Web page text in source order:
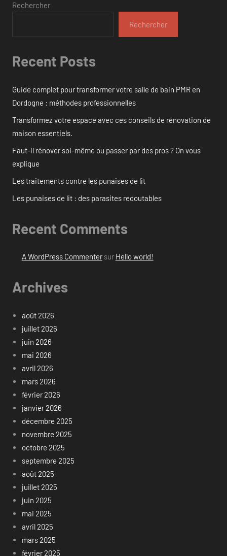
Rechercher
Rechercher
Recent Posts
Guide complet pour transformer votre salle de bain PMR en
Dordogne : méthodes professionnelles
Transformez votre espace avec ces conseils de rénovation de
maison essentiels.
Faut-il rénover soi-même ou passer par des pros ? On vous
explique
Les traitements contre les punaises de lit
Les punaises de lit : des parasites redoutables
Recent Comments
A WordPress Commentersur Hello world!
Archives
août 2026
juillet 2026
juin 2026
mai 2026
avril 2026
mars 2026
février 2026
janvier 2026
décembre 2025
novembre 2025
octobre 2025
septembre 2025
août 2025
juillet 2025
juin 2025
mai 2025
avril 2025
mars 2025
février 2025